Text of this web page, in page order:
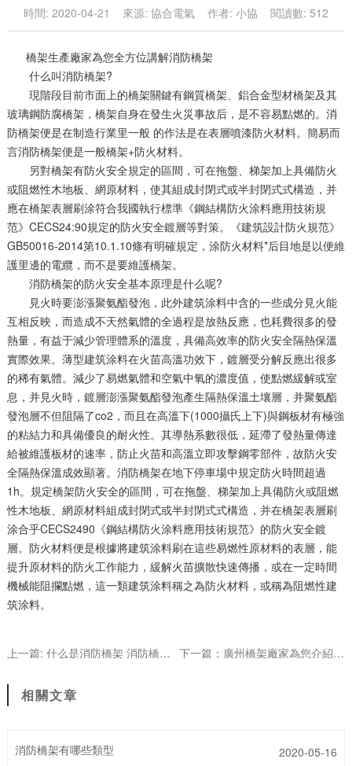
時間: 2020-04-21 來源: 協合電氣 作者: 小協 閱讀數: 512
橋架生產廠家為您全方位講解消防橋架
什么叫消防橋架?
現階段目前市面上的橋架關鍵有鋼質橋架、鋁合金型材橋架及其
玻璃鋼防腐橋架，橋架自身在發生火災事故后，是不容易點燃的。消
防橋架便是在制造行業里一般 的作法是在表層噴漆防火材料。簡易而
言消防橋架便是一般橋架+防火材料。
另對橋架有防火安全規定的區間，可在拖盤、梯架加上具備防火
或阻燃性木地板、網原材料，使其組成封閉式或半封閉式式構造，并
應在橋架表層刷涂符合我國執行標準《鋼結構防火涂料應用技術規
范》CECS24:90規定的防火安全鍍層等對策。《建筑設計防火規范》
GB50016-2014第10.1.10條有明確規定，涂防火材料*后目地是以便維
護里邊的電纜，而不是要維護橋架。
消防橋架的防火安全基本原理是什么呢?
見火時要澎漲聚氨酯發泡，此外建筑涂料中含的一些成分見火能
互相反映，而造成不天然氣體的全過程是放熱反應，也耗費很多的發
熱量，有益于減少管理體系的溫度，具備高效率的防火安全隔熱保溫
實際效果。薄型建筑涂料在火苗高溫功效下，鍍層受分解反應出很多
的稀有氣體。減少了易燃氣體和空氣中氧的濃度值，使點燃緩解或室
息，并見火時，鍍層澎漲聚氨酯發泡產生隔熱保溫土壤層，并聚氨酯
發泡層不但阻隔了co2，而且在高溫下(1000攝氏上下)與鋼板材有極強
的粘結力和具備優良的耐火性。其導熱系數很低，延滯了發熱量傳達
給被維護板材的速率，防止火苗和高溫立即攻擊鋼零部件，故防火安
全隔熱保溫成效顯著。消防橋架在地下停車場中規定防火時間超過
1h。規定橋架防火安全的區間，可在拖盤、梯架加上具備防火或阻燃
性木地板、網原材料組成封閉式或半封閉式式構造，并在橋架表層刷
涂合乎CECS2490《鋼結構防火涂料應用技術規范》的防火安全鍍
層。防火材料便是根據將建筑涂料刷在這些易燃性原材料的表層，能
提升原材料的防火工作能力，緩解火苗擴散快速傳播，或在一定時間
機械能阻攔點燃，這一類建筑涂料稱之為防火材料，或稱為阻燃性建
筑涂料。
上一篇: 什么是消防橋架 消防橋架和普通橋架有什么區別呢? 下一篇：廣州橋架廠家為您介紹消防橋架的分類和性能
相關文章
消防橋架有哪些類型
2020-05-16